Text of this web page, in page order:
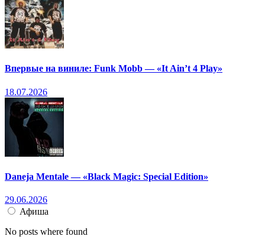
Впервые на виниле: Funk Mobb — «It Ain’t 4 Play»
18.07.2026
Daneja Mentale — «Black Magic: Special Edition»
29.06.2026
Афиша
No posts where found